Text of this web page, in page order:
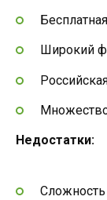
Широкий
Недостатки: